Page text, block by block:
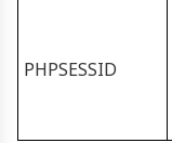
PHPSESSID